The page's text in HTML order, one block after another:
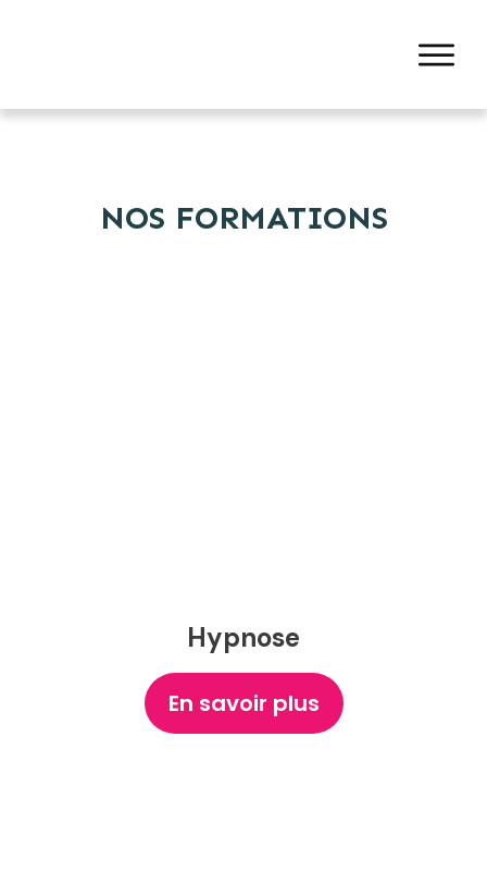
NOS FORMATIONS
Hypnose
En savoir plus